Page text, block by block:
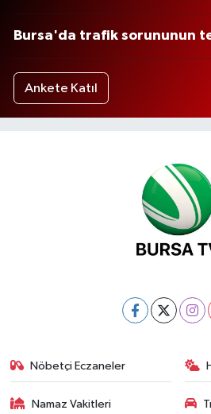
Bursa'da trafik sorununun
Ankete Katıl
Nöbetçi Eczaneler
Namaz Vakitleri